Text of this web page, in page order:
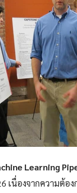
Learning
เนื่องจากความต้อ